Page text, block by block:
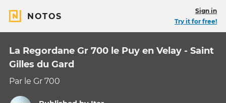
NOTOS
Sign in
Try it for free!
La Regordane Gr 700 le Puy en Velay - Saint
Gilles du Gard
Par le Gr 700